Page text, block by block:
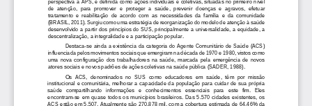
de  atenção,  para  promover  e  proteger  a  saúde,  prevenir  doenças  e  agravos,  efetuar
tratamento  e  reabilitação  de  acordo  com  as  necessidades  da  família  e  da  comunidade
(BRASIL, 2011). Surgiu como uma estratégia de reorganização do modelo de atenção à saúde
desenvolvido a partir dos princípios do SUS, principalmente a universalidade, a equidade, a
descentralização, a integralidade e a participação popular.
Destaca-se ainda a existência da categoria do Agente Comunitário de Saúde (ACS)
influenciada pelos movimentos sociais que emergiram na década de 1970 e 1980, vistos como
uma  nova  configuração  dos  trabalhadores  na  saúde,  marcada pela  emergência  de  novos
atores sociais e novos padrões de ações coletivas na saúde pública (SADER, 1988).
Os  ACS,  denominados  no  SUS  como  educadores  em  saúde,  têm  por  missão
institucional e comunitária, melhorar a capacidade da população para cuidar de sua própria
saúde   compartilhando   informações   e   conhecimentos   essenciais   para   este   fim.   Eles
encontram-se  em  quase  todos  os  municípios  brasileiros.  Das  5.570  cidades  existentes,  os
ACS estão em 5.507. Atualmente são 270.878 mil, com a cobertura estimada de 64,46% da